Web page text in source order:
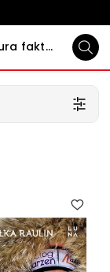
Świat supercen | Historia, literatura faktu, biografie